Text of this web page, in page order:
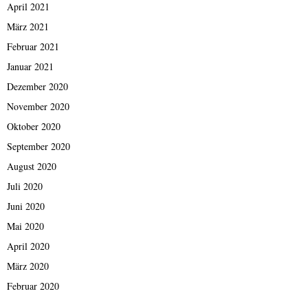
April 2021
März 2021
Februar 2021
Januar 2021
Dezember 2020
November 2020
Oktober 2020
September 2020
August 2020
Juli 2020
Juni 2020
Mai 2020
April 2020
März 2020
Februar 2020